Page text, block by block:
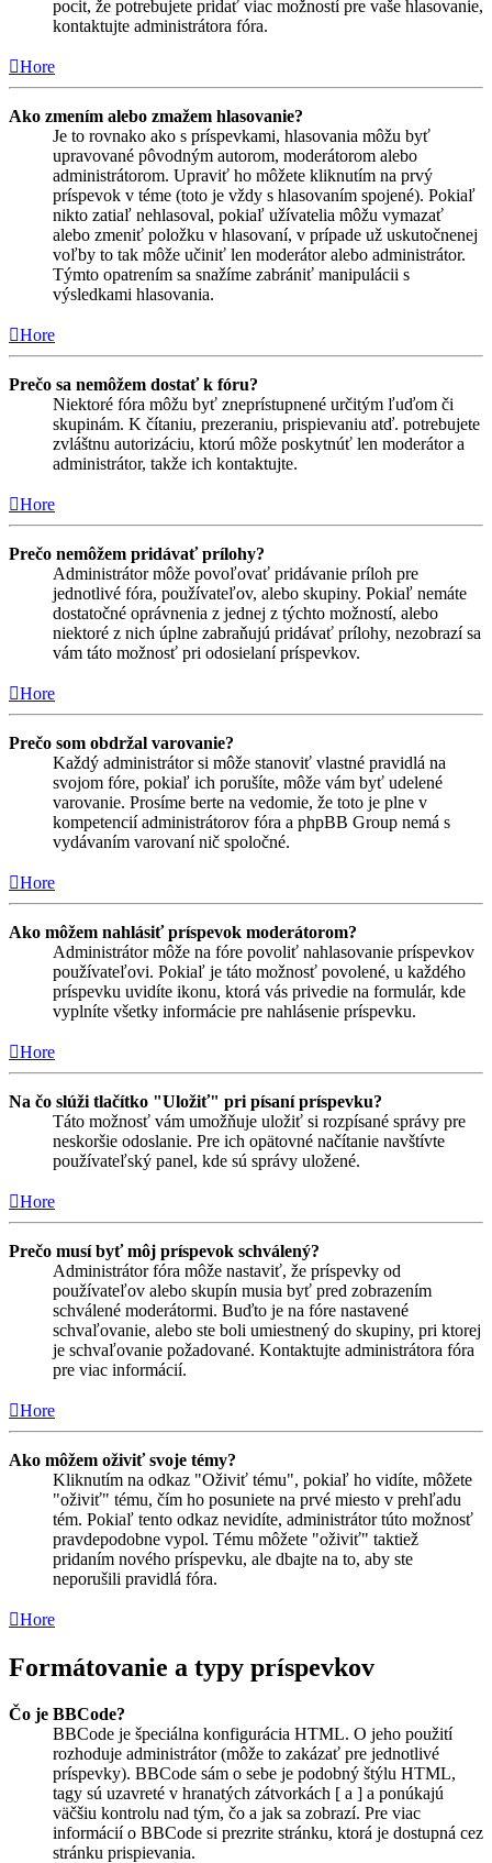
pocit, že potrebujete pridať viac možností pre vaše hlasovanie,
kontaktujte administrátora fóra.
Hore
Ako zmením alebo zmažem hlasovanie?
Je to rovnako ako s príspevkami, hlasovania môžu byť
upravované pôvodným autorom, moderátorom alebo
administrátorom. Upraviť ho môžete kliknutím na prvý
príspevok v téme (toto je vždy s hlasovaním spojené). Pokiaľ
nikto zatiaľ nehlasoval, pokiaľ užívatelia môžu vymazať
alebo zmeniť položku v hlasovaní, v prípade už uskutočnenej
voľby to tak môže učiniť len moderátor alebo administrátor.
Týmto opatrením sa snažíme zabrániť manipulácii s
výsledkami hlasovania.
Hore
Prečo sa nemôžem dostať k fóru?
Niektoré fóra môžu byť zneprístupnené určitým ľuďom či
skupinám. K čítaniu, prezeraniu, prispievaniu atď. potrebujete
zvláštnu autorizáciu, ktorú môže poskytnúť len moderátor a
administrátor, takže ich kontaktujte.
Hore
Prečo nemôžem pridávať prílohy?
Administrátor môže povoľovať pridávanie príloh pre
jednotlivé fóra, používateľov, alebo skupiny. Pokiaľ nemáte
dostatočné oprávnenia z jednej z týchto možností, alebo
niektoré z nich úplne zabraňujú pridávať prílohy, nezobrazí sa
vám táto možnosť pri odosielaní príspevkov.
Hore
Prečo som obdržal varovanie?
Každý administrátor si môže stanoviť vlastné pravidlá na
svojom fóre, pokiaľ ich porušíte, môže vám byť udelené
varovanie. Prosíme berte na vedomie, že toto je plne v
kompetencií administrátorov fóra a phpBB Group nemá s
vydávaním varovaní nič spoločné.
Hore
Ako môžem nahlásiť príspevok moderátorom?
Administrátor môže na fóre povoliť nahlasovanie príspevkov
používateľovi. Pokiaľ je táto možnosť povolené, u každého
príspevku uvidíte ikonu, ktorá vás privedie na formulár, kde
vyplníte všetky informácie pre nahlásenie príspevku.
Hore
Na čo slúži tlačítko "Uložiť" pri písaní príspevku?
Táto možnosť vám umožňuje uložiť si rozpísané správy pre
neskoršie odoslanie. Pre ich opätovné načítanie navštívte
používateľský panel, kde sú správy uložené.
Hore
Prečo musí byť môj príspevok schválený?
Administrátor fóra môže nastaviť, že príspevky od
používateľov alebo skupín musia byť pred zobrazením
schválené moderátormi. Buďto je na fóre nastavené
schvaľovanie, alebo ste boli umiestnený do skupiny, pri ktorej
je schvaľovanie požadované. Kontaktujte administrátora fóra
pre viac informácií.
Hore
Ako môžem oživiť svoje témy?
Kliknutím na odkaz "Oživiť tému", pokiaľ ho vidíte, môžete
"oživiť" tému, čím ho posuniete na prvé miesto v prehľadu
tém. Pokiaľ tento odkaz nevidíte, administrátor túto možnosť
pravdepodobne vypol. Tému môžete "oživiť" taktiež
pridaním nového príspevku, ale dbajte na to, aby ste
neporušili pravidlá fóra.
Hore
Formátovanie a typy príspevkov
Čo je BBCode?
BBCode je špeciálna konfigurácia HTML. O jeho použití
rozhoduje administrátor (môže to zakázať pre jednotlivé
príspevky). BBCode sám o sebe je podobný štýlu HTML,
tagy sú uzavreté v hranatých zátvorkách [ a ] a ponúkajú
väčšiu kontrolu nad tým, čo a jak sa zobrazí. Pre viac
informácií o BBCode si prezrite stránku, ktorá je dostupná cez
stránku prispievania.